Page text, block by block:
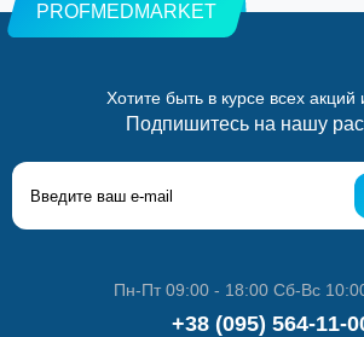
PROFMEDMARKET
Хотите быть в курсе всех акций
Подпишитесь на нашу
Пн-Пт 09:00 - 18:00 Сб-Вс
+38 (095) 564-11-